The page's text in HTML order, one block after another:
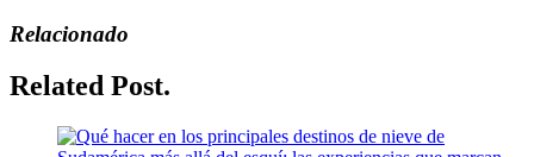
Relacionado
Related Post.